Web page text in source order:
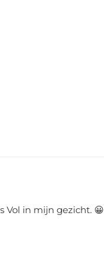
Vol in mijn gezicht. 😀